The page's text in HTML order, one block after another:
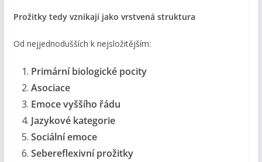
Prožitky tedy vznikají jako vrstvená struktura
Od nejjednodušších k nejsložitějším:
Primární biologické pocity
Asociace
Emoce vyššího řádu
Jazykové kategorie
Sociální emoce
Sebereflexivní prožitky